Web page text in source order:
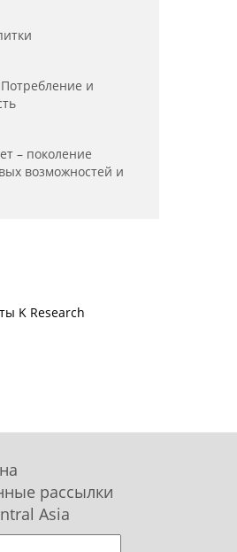
и
– поколение
возможностей и
K Research
рассылки
Asia